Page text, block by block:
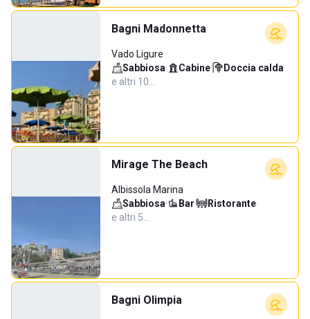
Bagni Madonnetta
Vado Ligure
Sabbiosa· Cabine· Doccia calda·
e altri 10…
Mirage The Beach
Albissola Marina
Sabbiosa· Bar· Ristorante·
e altri 5…
Bagni Olimpia